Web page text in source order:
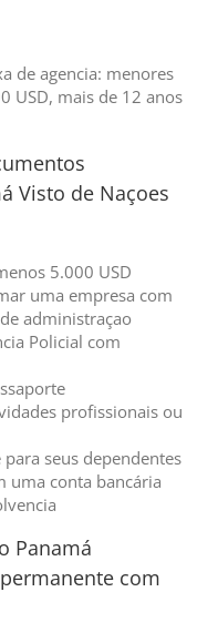
de agencia: menores
USD, mais de 12 anos
Visto de Naçoes
5.000 USD
uma empresa com
administraçao
Policial com
profissionais ou
seus dependentes
uma conta bancária
Panamá
com